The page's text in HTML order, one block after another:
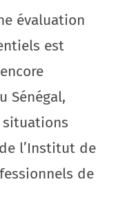
évaluation
est
Sénégal,
situations
l’Institut de
de